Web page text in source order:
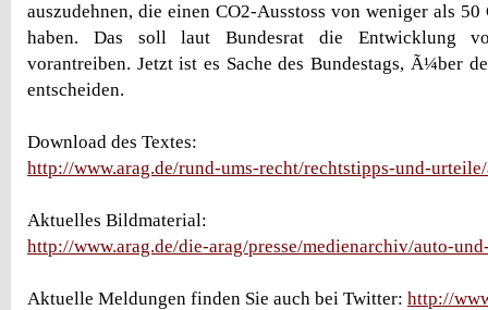
auszudehnen, die einen CO2-Ausstoss von weniger als
haben. Das soll laut Bundesrat die Entwicklung
vorantreiben. Jetzt ist es Sache des Bundestags, Ã¼ber
entscheiden.
Download des Textes:
http://www.arag.de/rund-ums-recht/rechtstipps-und-
Aktuelles Bildmaterial:
http://www.arag.de/die-arag/presse/medienarchiv/auto-
Aktuelle Meldungen finden Sie auch bei Twitter: http://